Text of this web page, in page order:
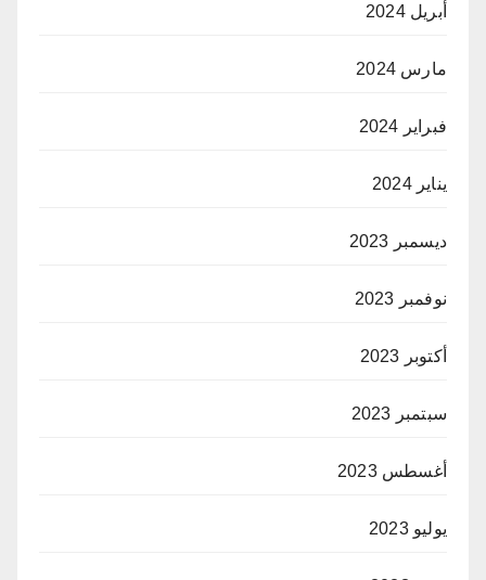
أبريل 2024
مارس 2024
فبراير 2024
يناير 2024
ديسمبر 2023
نوفمبر 2023
أكتوبر 2023
سبتمبر 2023
أغسطس 2023
يوليو 2023